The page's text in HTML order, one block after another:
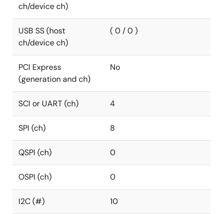
ch/device ch)
USB SS (host
ch/device ch)
( 0 / 0 )
PCI Express
(generation and ch)
No
SCI or UART (ch) 4
SPI (ch) 8
QSPI (ch) 0
OSPI (ch) 0
I2C (#) 10